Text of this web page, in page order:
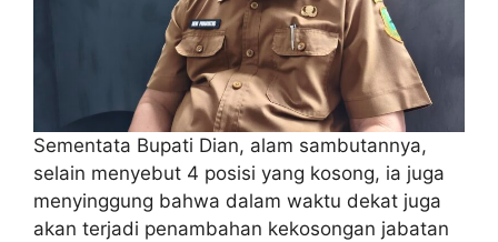
Sementata Bupati Dian, alam sambutannya,
selain menyebut 4 posisi yang kosong, ia juga
menyinggung bahwa dalam waktu dekat juga
akan terjadi penambahan kekosongan jabatan